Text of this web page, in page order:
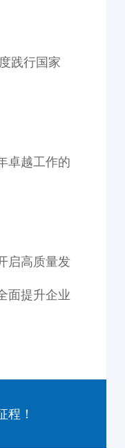
践行国家
卓越工作的
启高质量发
面提升企业
程！